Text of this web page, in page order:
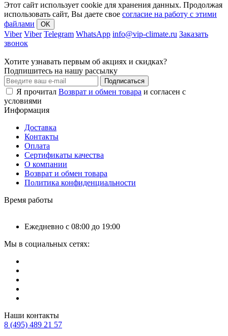
Этот сайт использует cookie для хранения данных. Продолжая
использовать сайт, Вы даете свое согласие на работу с этими
файлами
OK
Viber Viber Telegram WhatsApp info@vip-climate.ru Заказать
звонок
Хотите узнавать первым об акциях и скидках?
Подпишитесь на нашу рассылку
Подписаться
Я прочитал Возврат и обмен товара и согласен с
условиями
Информация
Доставка
Контакты
Оплата
Сертификаты качества
О компании
Возврат и обмен товара
Политика конфиденциальности
Время работы
Ежедневно с 08:00 до 19:00
Мы в социальных сетях:
Наши контакты
8 (495) 489 21 57